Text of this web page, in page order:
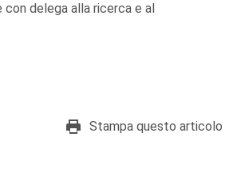
delega alla ricerca e al
Stampa questo articolo